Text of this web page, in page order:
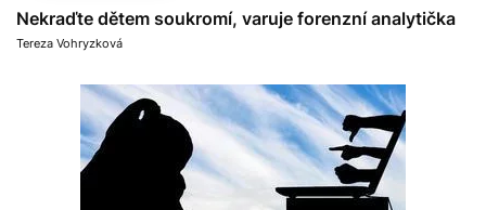
Nekraďte dětem soukromí, varuje forenzní analytička
Tereza Vohryzková